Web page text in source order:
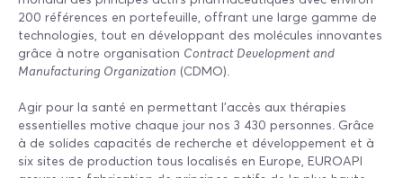
200 références en portefeuille, offrant une large gamme de
technologies, tout en développant des molécules innovantes
grâce à notre organisation Contract Development and
Manufacturing Organization (CDMO).
Agir pour la santé en permettant l'accès aux thérapies
essentielles motive chaque jour nos 3 430 personnes. Grâce
à de solides capacités de recherche et développement et à
six sites de production tous localisés en Europe, EUROAPI